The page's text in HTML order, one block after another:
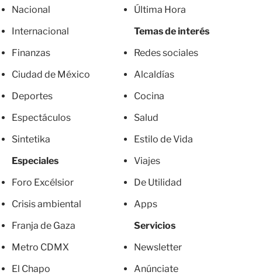
Nacional
Internacional
Finanzas
Ciudad de México
Deportes
Espectáculos
Sintetika
Especiales
Foro Excélsior
Crisis ambiental
Franja de Gaza
Metro CDMX
El Chapo
Última Hora
Temas de interés
Redes sociales
Alcaldías
Cocina
Salud
Estilo de Vida
Viajes
De Utilidad
Apps
Servicios
Newsletter
Anúnciate